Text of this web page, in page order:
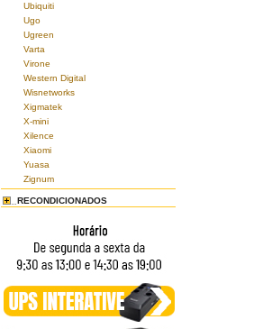
Ubiquiti
Ugo
Ugreen
Varta
Virone
Western Digital
Wisnetworks
Xigmatek
X-mini
Xilence
Xiaomi
Yuasa
Zignum
RECONDICIONADOS